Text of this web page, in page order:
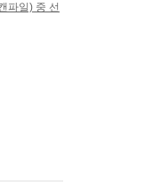
파일) 중 선